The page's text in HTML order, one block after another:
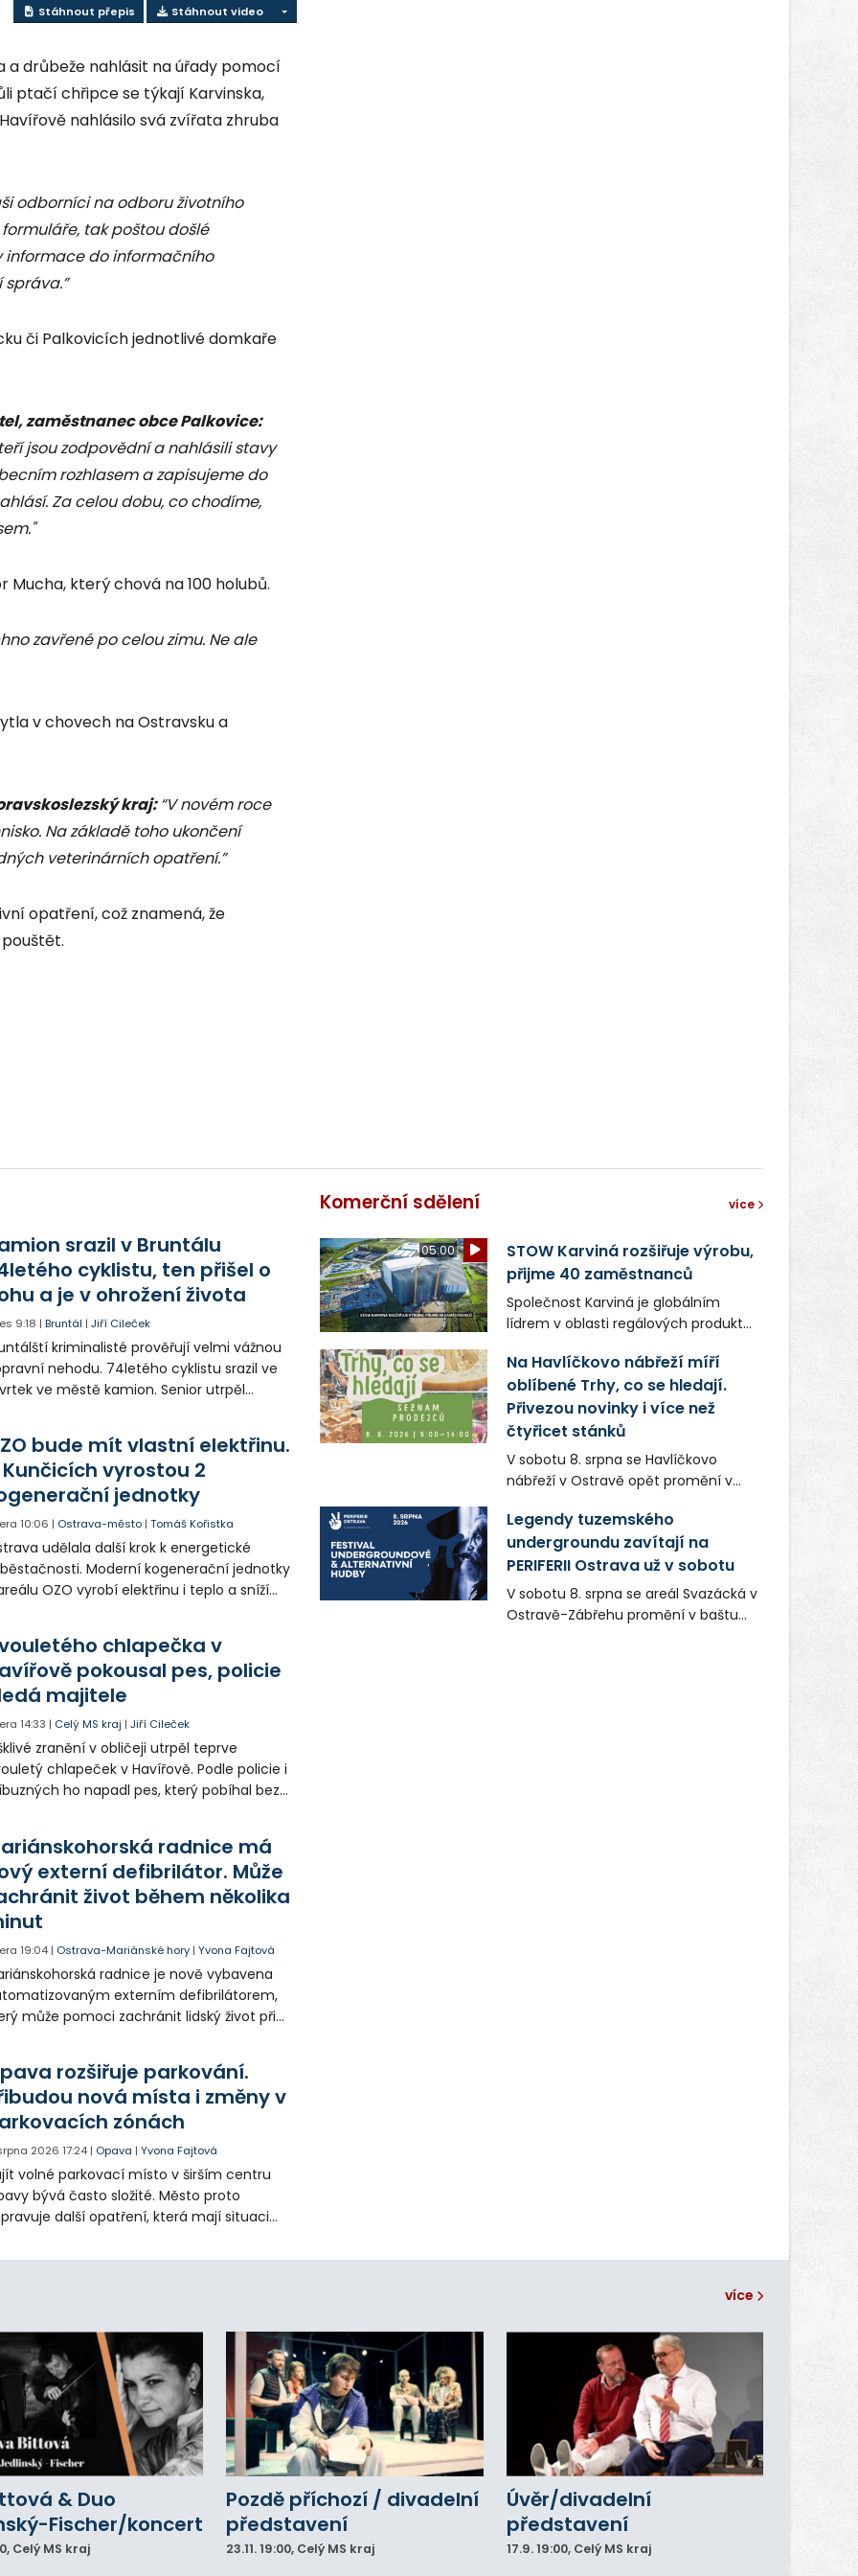
Stáhnout přepis Stáhnout video
a drůbeže nahlásit na úřady pomocí
ptačí chřipce se týkají Karvinska,
nahlásilo svá zvířata zhruba
odborníci na odboru životního
tak poštou došlé
informace do informačního
či Palkovicích jednotlivé domkaře
zaměstnanec obce Palkovice:
jsou zodpovědní a nahlásili stavy
rozhlasem a zapisujeme do
Za celou dobu, co chodíme,
který chová na 100 holubů.
zavřené po celou zimu. Ne ale
v chovech na Ostravsku a
kraj:“V novém roce
Na základě toho ukončení
veterinárních opatření.”
opatření, což znamená, že
srazil v Bruntálu
cyklistu, ten přišel o
a je v ohrožení života
9:18 |Bruntál |Jiří Cileček
kriminalisté prověřují velmi vážnou
nehodu. 74letého cyklistu srazil ve
ve městě kamion. Senior utrpěl
případné svědky.
bude mít vlastní elektřinu.
Kunčicích vyrostou 2
jednotky
10:06 | Ostrava-město |Tomáš Kořistka
udělala další krok k energetické
Moderní kogenerační jednotky
OZO vyrobí elektřinu i teplo a sníží
chlapečka v
pokousal pes, policie
majitele
14:33 | Celý MS kraj |Jiří Cileček
zranění v obličeji utrpěl teprve
chlapeček v Havířově. Podle policie i
ho napadl pes, který pobíhal bez
psa hledá.
radnice má
externí defibrilátor. Může
život během několika
19:04 | Ostrava-Mariánské hory |Yvona Fajtová
radnice je nově vybavena
externím defibrilátorem,
může pomoci zachránit lidský život při
pokynům jej zvládne obsloužit i
bez zdravotnického vzdělání.
rozšiřuje parkování.
nová místa i změny v
zónách
2026 17:24 | Opava |Yvona Fajtová
volné parkovací místo v širším centru
bývá často složité. Město proto
další opatření, která mají situaci
dopravy a některé novinky čekají
Komerční sdělení více
05:00
STOW Karviná rozšiřuje výrobu,
přijme 40 zaměstnanců
Společnost Karviná je globálním
lídrem v oblasti regálových produktů
zaměstnavatelem na Karvinsku a
firmou s obrovským potenciálem.
Na Havlíčkovo nábřeží míří
oblíbené Trhy, co se hledají.
Přivezou novinky i více než
čtyřicet stánků
V sobotu 8. srpna se Havlíčkovo
nábřeží v Ostravě opět promění v
lokálních výrobků. Trhy, co se hledají
tentokrát nabídnou více než čtyřicet
pečlivě vybraných stánků s kvalitní
gastronomií, farmářskými produkty,
designem i řemeslnou tvorbou.
Návštěvníci se mohou těšit nejen na
Legendy tuzemského
undergroundu zavítají na
PERIFERII Ostrava už v sobotu
V sobotu 8. srpna se areál Svazácká v
Ostravě-Zábřehu promění v baštu
více
& Duo
Fischer/koncert
, Celý MS kraj
Pozdě příchozí / divadelní
představení
23.11.19:00, Celý MS kraj
Úvěr/divadelní
představení
17.9. 19:00, Celý MS kraj